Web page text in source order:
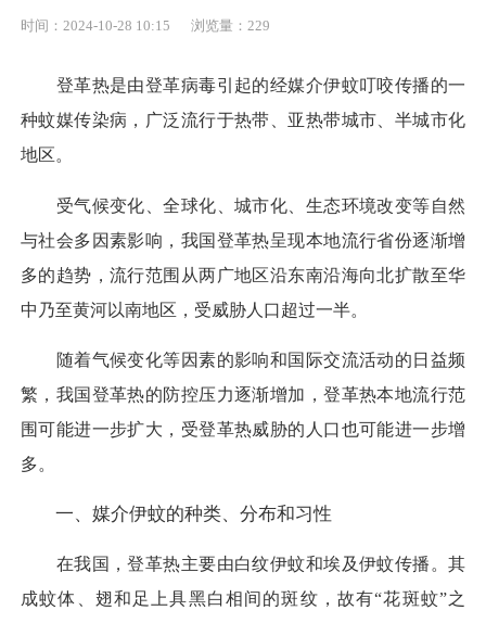
时间：2024-10-28 10:15 浏览量： 229
登革热是由登革病毒引起的经媒介伊蚊叮咬传播的一
种蚊媒传染病，广泛流行于热带、亚热带城市、半城市化
地区。
受气候变化、全球化、城市化、生态环境改变等自然
与社会多因素影响，我国登革热呈现本地流行省份逐渐增
多的趋势，流行范围从两广地区沿东南沿海向北扩散至华
中乃至黄河以南地区，受威胁人口超过一半。
随着气候变化等因素的影响和国际交流活动的日益频
繁，我国登革热的防控压力逐渐增加，登革热本地流行范
围可能进一步扩大，受登革热威胁的人口也可能进一步增
多。
一、媒介伊蚊的种类、分布和习性
在我国，登革热主要由白纹伊蚊和埃及伊蚊传播。其
成蚊体、翅和足上具黑白相间的斑纹，故有“花斑蚊”之